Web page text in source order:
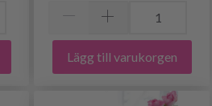
Lägg till varukorgen